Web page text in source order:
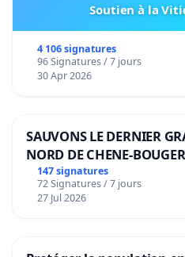
Soutien à la
4 106 signatures
96 Signatures / 7 jours
30 Apr 2026
SAUVONS LE DERNIER
NORD DE CHENE-
147 signatures
72 Signatures / 7 jours
27 Jul 2026